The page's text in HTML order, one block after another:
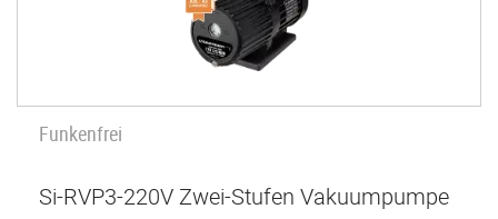
Funkenfrei
Si-RVP3-220V Zwei-Stufen Vakuumpumpe